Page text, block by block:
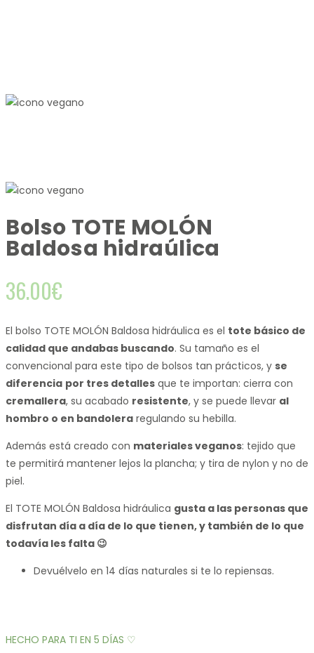
Bolso TOTE MOLÓN
Baldosa hidraúlica
36.00€
El bolso TOTE MOLÓN Baldosa hidráulica es el tote básico de
calidad que andabas buscando. Su tamaño es el
convencional para este tipo de bolsos tan prácticos, y se
diferencia por tres detalles que te importan: cierra con
cremallera, su acabado resistente, y se puede llevar al
hombro o en bandolera regulando su hebilla.
Además está creado con materiales veganos: tejido que
te permitirá mantener lejos la plancha; y tira de nylon y no de
piel.
El TOTE MOLÓN Baldosa hidráulica gusta a las personas que
disfrutan día a día de lo que tienen, y también de lo que
todavía les falta 😉
Devuélvelo en 14 días naturales si te lo repiensas.
HECHO PARA TI EN 5 DÍAS ♡